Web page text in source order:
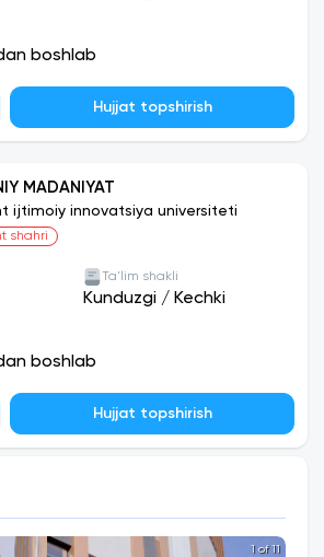
boshlab
Hujjat topshirish
MADANIYAT
ijtimoiy innovatsiya universiteti
shahri
Ta'lim shakli
Kunduzgi / Kechki
boshlab
Hujjat topshirish
1 of 11